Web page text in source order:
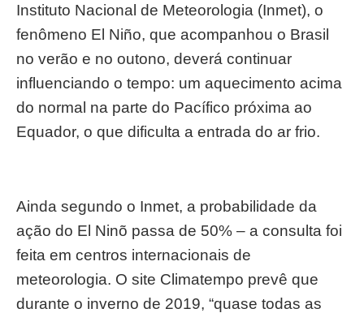
Instituto Nacional de Meteorologia (Inmet), o
fenômeno El Niño, que acompanhou o Brasil
no verão e no outono, deverá continuar
influenciando o tempo: um aquecimento acima
do normal na parte do Pacífico próxima ao
Equador, o que dificulta a entrada do ar frio.
Ainda segundo o Inmet, a probabilidade da
ação do El Ninõ passa de 50% – a consulta foi
feita em centros internacionais de
meteorologia. O site Climatempo prevê que
durante o inverno de 2019, “quase todas as